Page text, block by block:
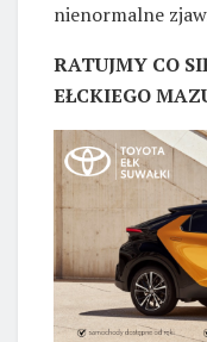
nienormalne
RATUJMY CO
EŁCKIEGO